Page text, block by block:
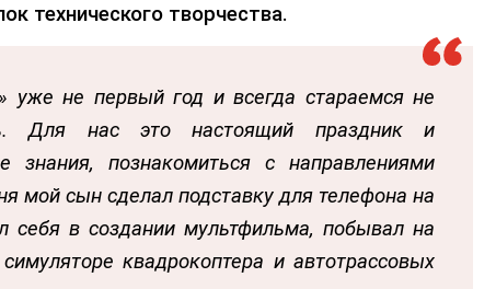
технического творчества.
не первый год и всегда стараемся не
Для нас это настоящий праздник и
знания, познакомиться с направлениями
мой сын сделал подставку для телефона на
себя в создании мультфильма, побывал на
симулятореквадрокоптера иавтотрассовых